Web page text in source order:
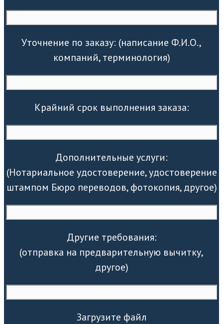
Уточнение по заказу: (написание Ф.И.О.,
компаний, терминология)
Крайний срок выполнения заказа:
Дополнительные услуги:
(Нотариальное удостоверение, удостоверение
штампом Бюро переводов, фотокопия, другое)
Другие требования:
(отправка на предварительную вычитку,
другое)
Загрузите файл